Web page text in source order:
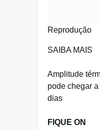
Reprodução
SAIBA MAIS
Amplitude
pode chegar
dias
FIQUE ON